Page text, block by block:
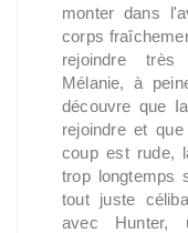
monter dans
corps
rejoindre très
Mélanie, à
découvre que
rejoindre et
coup est rude,
trop longtemps
tout juste
avec Hunter,